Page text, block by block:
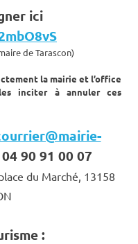
ici
de Tarascon)
la mairie et l’office
inciter à annuler ces
90 91 00 07
du Marché, 13158
: